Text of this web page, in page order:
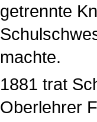
getrennte
machte.
1881 trat
Oberlehrer